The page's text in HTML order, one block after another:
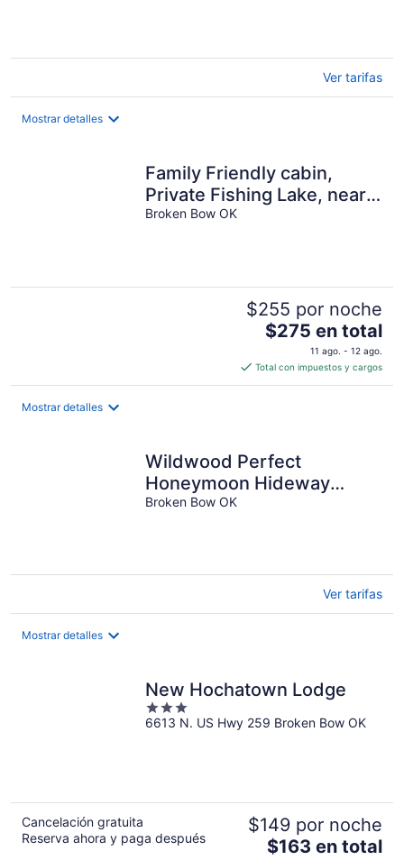
Ver tarifas
Mostrar detalles
Family Friendly cabin,
Private Fishing Lake, near
Beavers Bend, Broken Bow
Broken Bow OK
$255 por noche
El
es
de
por
noche
$275 en total
11 ago. - 12 ago.
Total con impuestos y cargos
Mostrar detalles
Wildwood Perfect
Honeymoon Hideway
7acres Hot Tub, WiFi Pet
Broken Bow OK
Ver tarifas
Mostrar detalles
New Hochatown Lodge
3
out
6613 N. US Hwy 259 Broken Bow OK
Cancelación gratuita
Reserva ahora y paga después
$149 por noche
El
$163 en total